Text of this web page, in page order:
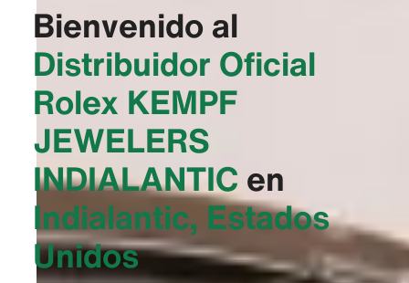
Bienvenido al
Distribuidor Oficial
Rolex ‭KEMPF
JEWELERS
INDIALANTIC‬ en
Indialantic, Estados
Unidos